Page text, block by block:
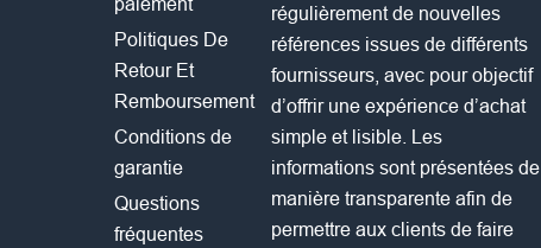
Politiques De
Retour Et
Remboursement
Conditions de
garantie
Questions
fréquentes
régulièrement de nouvelles
références issues de différents
fournisseurs, avec pour objectif
d’offrir une expérience d’achat
simple et lisible. Les
informations sont présentées de
manière transparente afin de
permettre aux clients de faire